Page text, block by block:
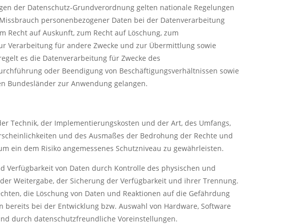
der Datenschutz-Grundverordnung gelten nationale Regelungen
personenbezogener Daten bei der Datenverarbeitung
Recht auf Auskunft, zum Recht auf Löschung, zum
Verarbeitung für andere Zwecke und zur Übermittlung sowie
es die Datenverarbeitung für Zwecke des
oder Beendigung von Beschäftigungsverhältnissen sowie
Bundesländer zur Anwendung gelangen.
Technik, der Implementierungskosten und der Art, des Umfangs,
und des Ausmaßes der Bedrohung der Rechte und
ein dem Risiko angemessenes Schutzniveau zu gewährleisten.
von Daten durch Kontrolle des physischen und
Weitergabe, der Sicherung der Verfügbarkeit und ihrer Trennung.
die Löschung von Daten und Reaktionen auf die Gefährdung
bei der Entwicklung bzw. Auswahl von Hardware, Software
durch datenschutzfreundliche Voreinstellungen.